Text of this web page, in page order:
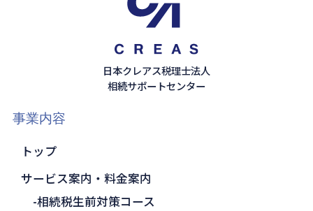
日本クレアス税理士法人
相続サポートセンター
事業内容
トップ
サービス案内・料金案内
相続税生前対策コース